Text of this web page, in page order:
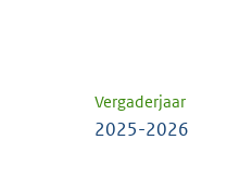
Vergaderjaar
2025-2026